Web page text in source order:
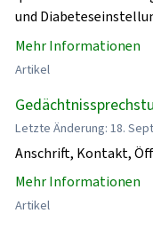
und
Mehr Informationen
Artikel
Letzte Änderung: 18.
Anschrift, Kontakt,
Mehr Informationen
Artikel